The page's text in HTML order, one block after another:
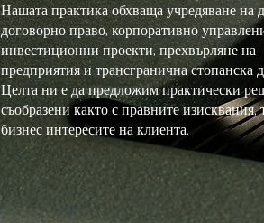
Нашата практика обхваща учредяване на
договорно право, корпоративно
инвестиционни проекти, прехвърляне на
предприятия и трансгранична стопанска
Целта ни е да предложим практически
съобразени както с правните изисквания,
бизнес интересите на клиента.